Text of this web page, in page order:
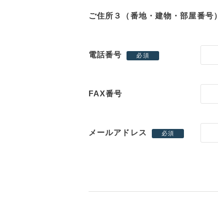
ご住所３（番地・建物・部屋番号）
電話番号 必須
FAX番号
メールアドレス 必須